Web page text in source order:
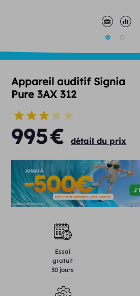
Appareil auditif Signia
Pure 3AX 312
995€ détail du prix
Essai
gratuit
30 jours